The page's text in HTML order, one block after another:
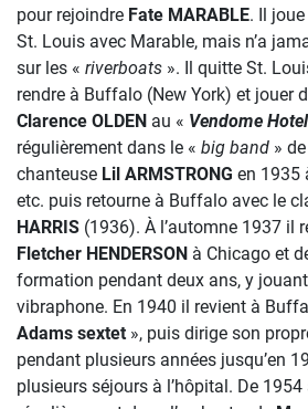
pour rejoindre Fate MARABLE. Il
St. Louis avec Marable, mais n’a
sur les « riverboats ». Il quitte St.
rendre à Buffalo (New York) et jouer
Clarence OLDEN au « Vendome Hotel
régulièrement dans le « big band »
chanteuse Lil ARMSTRONG en 1935
etc. puis retourne à Buffalo avec le
HARRIS (1936). À l’automne 1937 il
Fletcher HENDERSON à Chicago et
formation pendant deux ans, y
vibraphone. En 1940 il revient à
Adams sextet », puis dirige son
pendant plusieurs années jusqu’en
plusieurs séjours à l’hôpital. De